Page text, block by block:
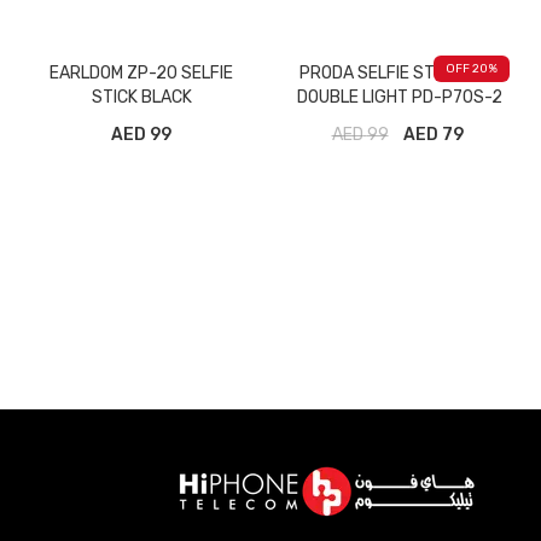
20% OFF
PRODA SELFIE STICK WITH
DOUBLE LIGHT PD-P70S-2
79 AED
99
AED
EARLDOM ZP-20 SELFIE
STICK BLACK
99 AED